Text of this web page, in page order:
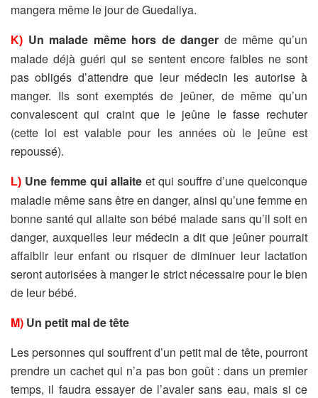
mangera même le jour de Guedaliya.
K) Un malade même hors de danger de même qu’un
malade déjà guéri qui se sentent encore faibles ne sont
pas obligés d’attendre que leur médecin les autorise à
manger. Ils sont exemptés de jeûner, de même qu’un
convalescent qui craint que le jeûne le fasse rechuter
(cette loi est valable pour les années où le jeûne est
repoussé).
L) Une femme qui allaite et qui souffre d’une quelconque
maladie même sans être en danger, ainsi qu’une femme en
bonne santé qui allaite son bébé malade sans qu’il soit en
danger, auxquelles leur médecin a dit que jeûner pourrait
affaiblir leur enfant ou risquer de diminuer leur lactation
seront autorisées à manger le strict nécessaire pour le bien
de leur bébé.
M) Un petit mal de tête
Les personnes qui souffrent d’un petit mal de tête, pourront
prendre un cachet qui n’a pas bon goût : dans un premier
temps, il faudra essayer de l’avaler sans eau, mais si ce